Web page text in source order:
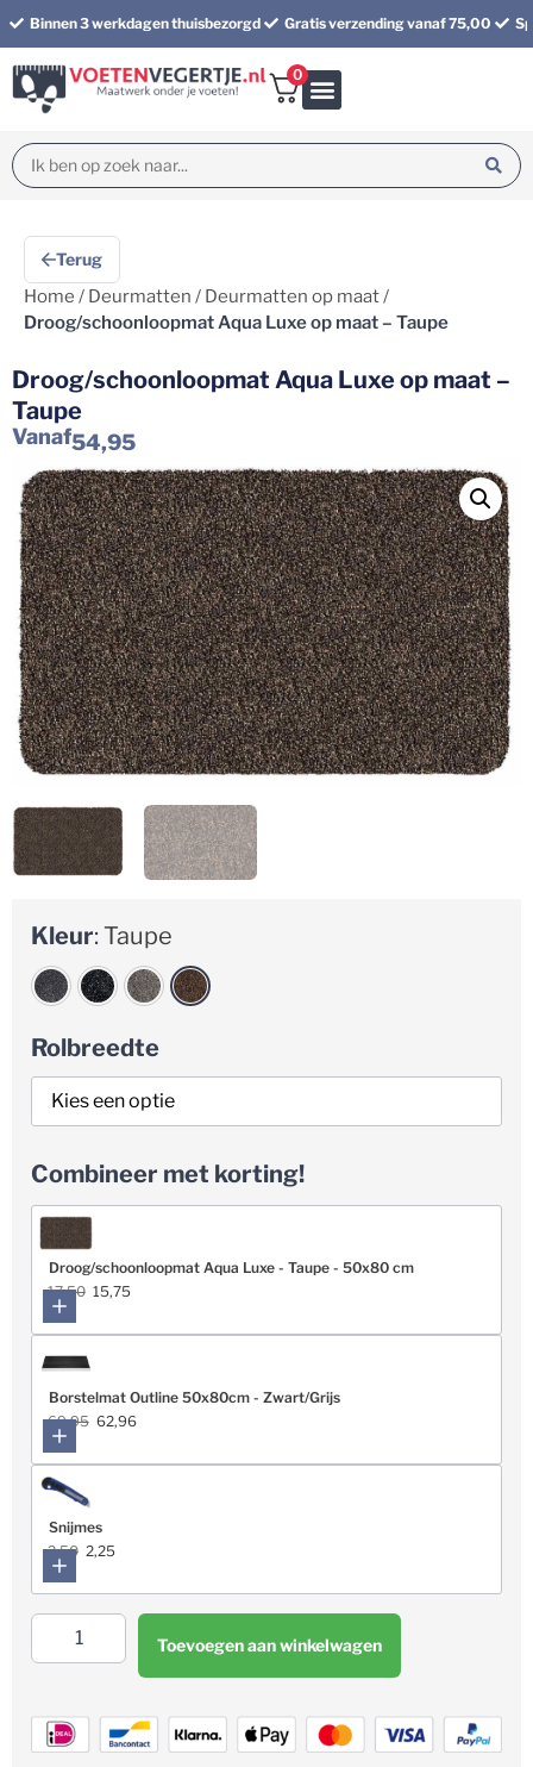
Binnen 3 werkdagen thuisbezorgd Gratis verzending vanaf 75,00
0
Terug
Home / Deurmatten / Deurmatten op maat/
Droog/schoonloopmat Aqua Luxe op maat – Taupe
Droog/schoonloopmat Aqua Luxe op maat –
Taupe
Vanaf54,95
Kleur: Taupe
Rolbreedte
Combineer met korting!
Droog/schoonloopmat Aqua Luxe - Taupe - 50x80 cm
17,50 15,75
Borstelmat Outline 50x80cm - Zwart/Grijs
69,95 62,96
Snijmes
2,50 2,25
Toevoegen aan winkelwagen